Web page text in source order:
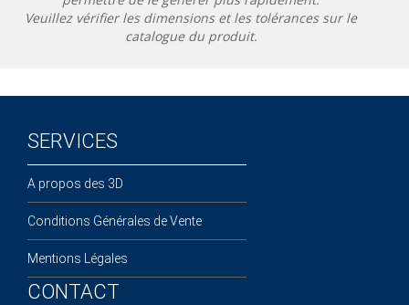
Veuillez vérifier les dimensions et les tolérances sur le
catalogue du produit.
SERVICES
A propos des 3D
Conditions Générales de Vente
Mentions Légales
CONTACT